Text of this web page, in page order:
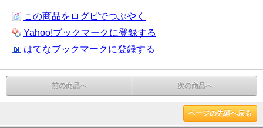
この商品をログピでつぶやく
Yahoo!ブックマークに登録する
はてなブックマークに登録する
前の商品へ 次の商品へ
ページの先頭へ戻る